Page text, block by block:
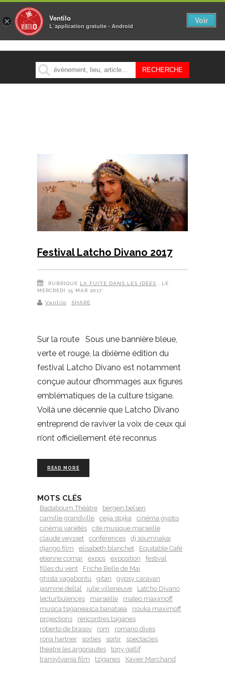
MENU
Festival Latcho Divano 2017
RUBRIQUE LA FUITE DANS LES IDÉES
, LE
MERCREDI 15 MAR 2017
Ventilo SHARE
Sur la route Sous une bannière bleue,
verte et rouge, la dixième édition du
festival Latcho Divano est notamment
conçue autour d’hommages aux figures
emblématiques de la culture tsigane.
Voilà une décennie que Latcho Divano
entreprend de raviver la voix de ceux qui
n’ont officiellement été reconnus
READ MORE
MOTS CLÉS
Badaboum Théâtre
bergen belsen
camille grandville
ceija stojka
cinéma gyptis
cinéma variétés
cite musique marseille
claude veysset
conférences
dj soumnakai
django film
elisabeth blanchet
Equitable Café
etienne comar
expos exposition
festival
filles du vent
Friche Belle de Mai
ghista vagabontu
gitan
gypsy caravan
jasmine dellal
julie villeneuve
Latcho Divano
lecturbulences
marseille
mateo maximoff
musica tsiganeasca banatsea
nouka maximoff
projections
rencontres tsiganes
roberto de brasov
rom
romano dives
rona hartner
sorties sortir
spectacles
theatre les argonautes
tony gatlif
transylvania film
tziganes Xavier Marchand
× Ventilo
L´application gratuite - Android
Voir